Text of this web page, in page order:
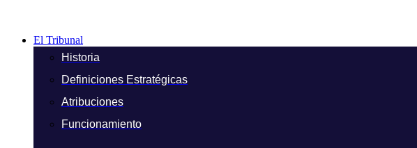
El Tribunal
Historia
Definiciones Estratégicas
Atribuciones
Funcionamiento